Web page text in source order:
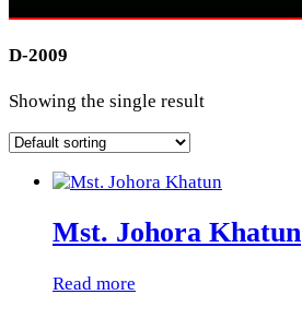
D-2009
Showing the single result
Mst. Johora Khatun
Read more